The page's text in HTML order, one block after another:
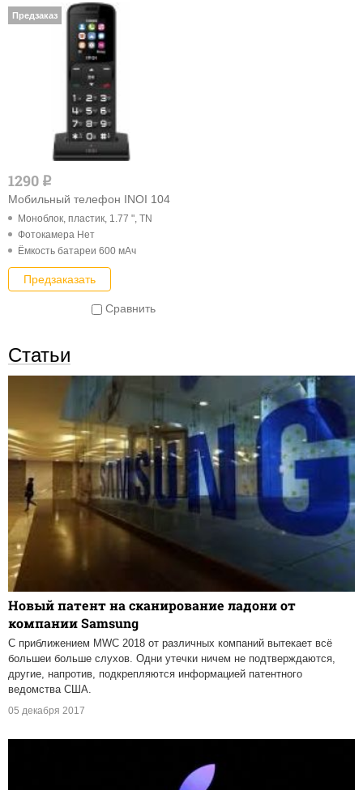
1290 q
Мобильный телефон INOI 104
Моноблок, пластик, 1.77 ", TN
Фотокамера Нет
Ёмкость батареи 600 мАч
Предзаказать
Сравнить
Предзаказ
Статьи
Новый патент на сканирование ладони от
компании Samsung
С приближением MWC 2018 от различных компаний вытекает всё
большеи больше слухов. Одни утечки ничем не подтверждаются,
другие, напротив, подкрепляются информацией патентного
ведомства США.
05 декабря 2017